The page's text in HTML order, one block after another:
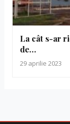
La cât s-ar
de…
29 aprilie 2023